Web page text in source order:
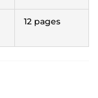
12 pages